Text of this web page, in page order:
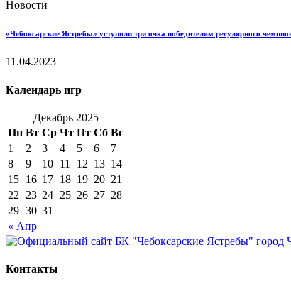
Новости
«Чебоксарские Ястребы» уступили три очка победителям регулярного
11.04.2023
Календарь игр
Декабрь 2025
Пн Вт Ср Чт Пт Сб Вс
« Апр
1 2 3 4 5 6
7
8
9 10 11 12 13 14
15 16 17 18 19 20 21
22
23 24 25 26 27 28
29 30 31
Контакты